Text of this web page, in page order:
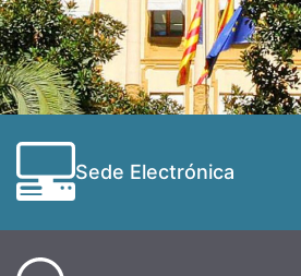
Sede Electrónica